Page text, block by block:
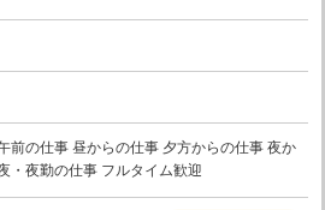
前の仕事 昼からの仕事 夕方からの仕事 夜か
・夜勤の仕事 フルタイム歓迎